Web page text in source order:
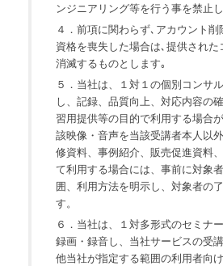
ンジニアリング等を行う事を禁止し
４．前項に関わらず､アカウント
資格を喪失した場合は､提供された
消滅するものとします｡
５．当社は、１対１の個別コンサ
し、記録、品質向上、対応内容の
習用提供等の目的で利用する場合
該映像・音声を当該受講者本人以
修資料、事例紹介、販売促進資料
て利用する場合には、事前に対象
囲、利用方法を明示し、対象者の
す。
６．当社は、１対多形式のセミナ
録画・録音し、当社サービスの受
他当社が指定する範囲の利用者向